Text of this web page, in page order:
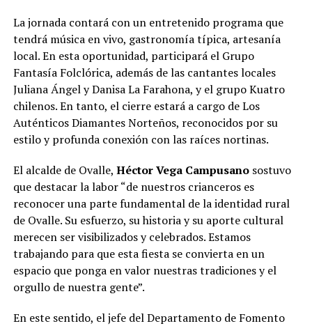
La jornada contará con un entretenido programa que
tendrá música en vivo, gastronomía típica, artesanía
local. En esta oportunidad, participará el Grupo
Fantasía Folclórica, además de las cantantes locales
Juliana Ángel y Danisa La Farahona, y el grupo Kuatro
chilenos. En tanto, el cierre estará a cargo de Los
Auténticos Diamantes Norteños, reconocidos por su
estilo y profunda conexión con las raíces nortinas.
El alcalde de Ovalle, Héctor Vega Campusanosostuvo
que destacar la labor “de nuestros crianceros es
reconocer una parte fundamental de la identidad rural
de Ovalle. Su esfuerzo, su historia y su aporte cultural
merecen ser visibilizados y celebrados. Estamos
trabajando para que esta fiesta se convierta en un
espacio que ponga en valor nuestras tradiciones y el
orgullo de nuestra gente”.
En este sentido, el jefe del Departamento de Fomento